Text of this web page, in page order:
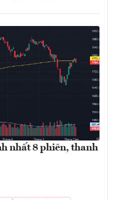
nhất 8 phiên, thanh